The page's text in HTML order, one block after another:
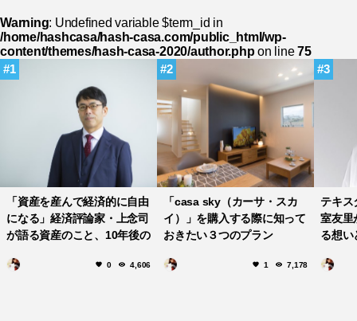
Warning: Undefined variable $term_id in
/home/hashcasa/hash-casa.com/public_html/wp-
content/themes/hash-casa-2020/author.php on line75
1
「資産を産んで経済的に自由
になる」経済評論家・上念司
が語る資産のこと、10年後の
0 4,606
2
「casa sky（カーサ・スカ
イ）」を購入する際に知って
おきたい３つのプラン
1 7,178
3
テキス
室友里
る想い